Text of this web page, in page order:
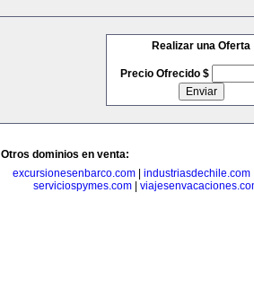
Realizar una Oferta
Precio Ofrecido $
Otros dominios en venta:
excursionesenbarco.com
industriasdechile.com
serviciospymes.com